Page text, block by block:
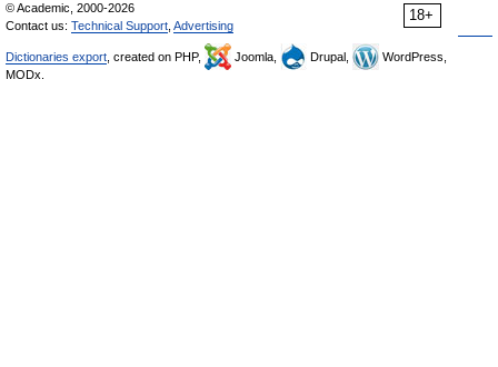
18+
© Academic, 2000-2026
Contact us: Technical Support Advertising
Dictionaries export , created on PHP, Joomla, Drupal,
WordPress,
MODx.